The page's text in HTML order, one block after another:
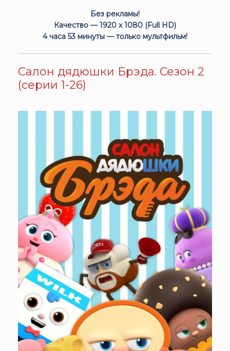
Без рекламы!
Качество — 1920 x 1080 (Full HD)
4 часа 53 минуты — только мультфильм!
Салон дядюшки Брэда. Сезон 2
(серии 1-26)